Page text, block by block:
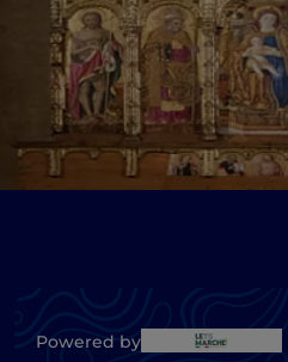
Powered by